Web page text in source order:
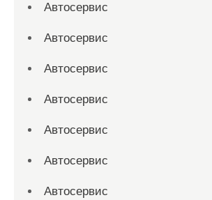
Автосервис
Автосервис
Автосервис
Автосервис
Автосервис
Автосервис
Автосервис